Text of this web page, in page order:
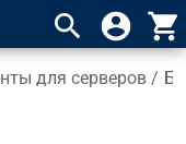
search account_circle shopping_cart
для серверов /